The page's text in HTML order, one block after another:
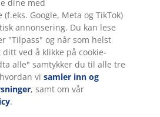
annonsering. Du kan lese
"Tilpass" og når som helst
ved å klikke på cookie-
alle" samtykker du til alle
hvordan visamler inn og
, samt om vår
.